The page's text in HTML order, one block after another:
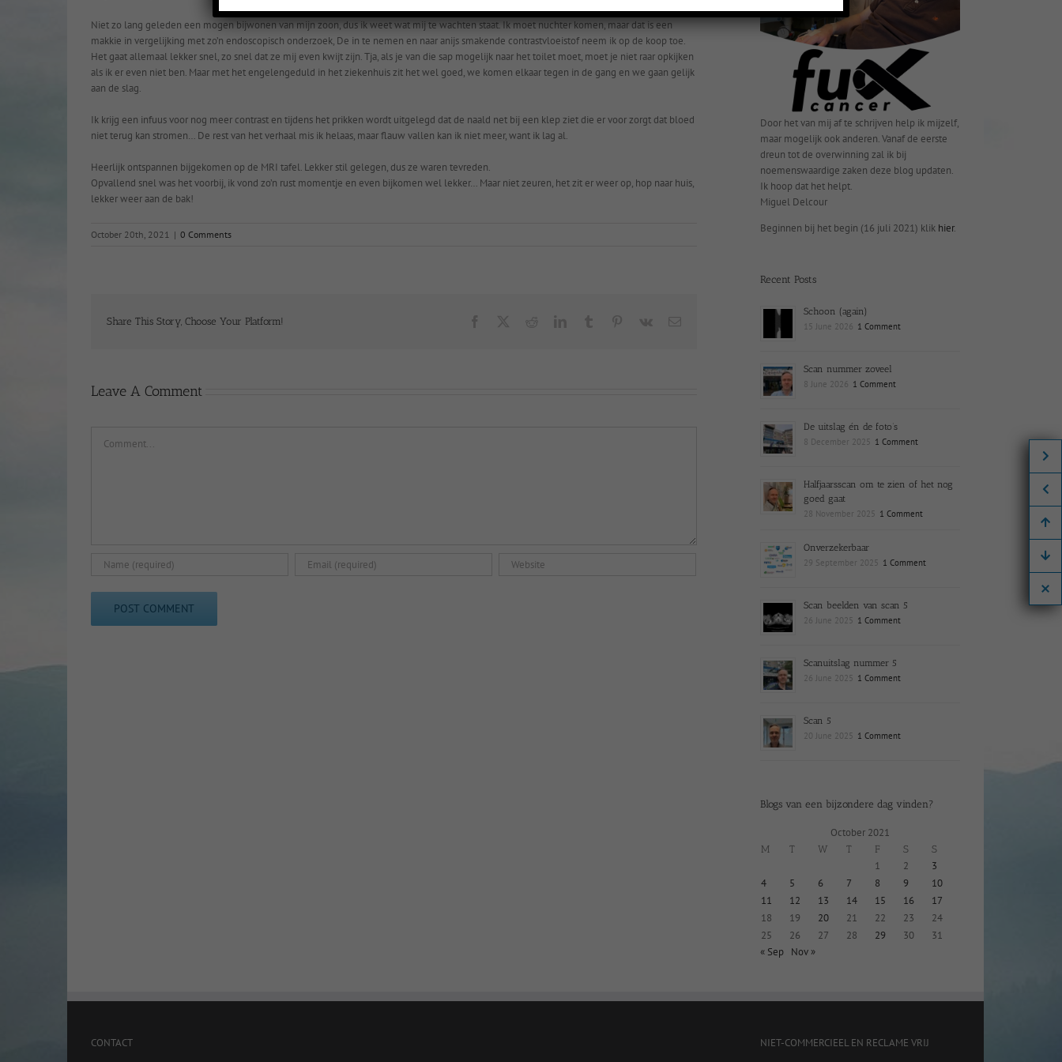
Niet zo lang geleden een mogen bijwonen van mijn zoon, dus ik weet wat mij te wachten staat. Ik moet nuchter komen, maar dat is een
makkie in vergelijking met zo’n endoscopisch onderzoek, De in te nemen en naar anijs smakende contrastvloeistof neem ik op de koop toe.
Het gaat allemaal lekker snel, zo snel dat ze mij even kwijt zijn. Tja, als je van die sap mogelijk naar het toilet moet, moet je niet raar opkijken
als ik er even niet ben. Maar met het engelengeduld in het ziekenhuis zit het wel goed, we komen elkaar tegen in de gang en we gaan gelijk
aan de slag.
Ik krijg een infuus voor nog meer contrast en tijdens het prikken wordt uitgelegd dat de naald net bij een klep ziet die er voor zorgt dat bloed
niet terug kan stromen… De rest van het verhaal mis ik helaas, maar flauw vallen kan ik niet meer, want ik lag al.
Heerlijk ontspannen bijgekomen op de MRI tafel. Lekker stil gelegen, dus ze waren tevreden.
Opvallend snel was het voorbij, ik vond zo’n rust momentje en even bijkomen wel lekker… Maar niet zeuren, het zit er weer op, hop naar huis,
lekker weer aan de bak!
October 20th, 2021 | 0 Comments
Share This Story, Choose Your Platform!
Leave A Comment
Door het van mij af te schrijven help ik mijzelf,
maar mogelijk ook anderen. Vanaf de eerste
dreun tot de overwinning zal ik bij
noemenswaardige zaken deze blog updaten.
Ik hoop dat het helpt.
Miguel Delcour
Beginnen bij het begin (16 juli 2021) klik hier.
Recent Posts
Schoon (again)
15 June 2026 1 Comment
Scan nummer zoveel
8 June 2026 1 Comment
De uitslag én de foto’s
8 December 2025 1 Comment
Halfjaarsscan om te zien of het nog
goed gaat
28 November 2025 1 Comment
Onverzekerbaar
29 September 2025 1 Comment
Scan beelden van scan 5
26 June 2025 1 Comment
Scanuitslag nummer 5
26 June 2025 1 Comment
Scan 5
20 June 2025 1 Comment
Blogs van een bijzondere dag vinden?
October 2021
M T W T F S S
1 2
3
4
5 6 7 8 9
10
11
12 13 14 15 16
17
18
19 20 21 22 23
24
25
26 27 28 29 30
31
« Sep
Nov »
CONTACT NIET-COMMERCIEEL EN RECLAME VRIJ